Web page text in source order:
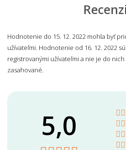
Hodnotenie do 15. 12. 2022 mohla byť
užívateľmi. Hodnotenie od 16. 12. 2022
registrovanými užívateľmi a nie je do
zasahované.
5,0